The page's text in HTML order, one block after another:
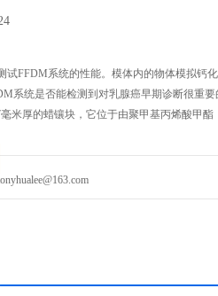
试FFDM系统的性能。模体内的物体模拟钙
系统是否能检测到对乳腺癌早期诊断很重要
米厚的蜡镶块，它位于由聚甲基丙烯酸甲
DM系统是否能检测到对乳腺癌早期诊断很
DM系统是否能检测到对乳腺癌早期诊断很重